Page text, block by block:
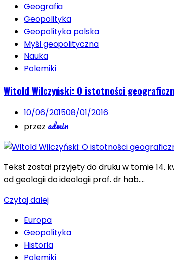
Geografia
Geopolityka
Geopolityka polska
Myśl geopolityczna
Nauka
Polemiki
Witold Wilczyński: O istotności
10/06/201508/01/2016
przez admin
Tekst został przyjęty do druku w tomie
od geologii do ideologii prof. dr hab….
Czytaj dalej
Europa
Geopolityka
Historia
Polemiki